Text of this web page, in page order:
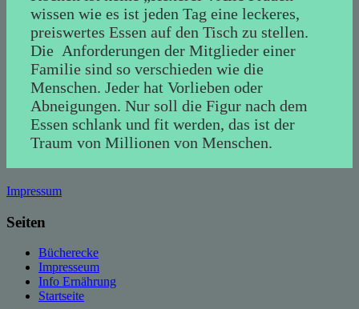
wissen wie es ist jeden Tag eine leckeres,
preiswertes Essen auf den Tisch zu stellen.
Die Anforderungen der Mitglieder einer
Familie sind so verschieden wie die
Menschen. Jeder hat Vorlieben oder
Abneigungen. Nur soll die Figur nach dem
Essen schlank und fit werden, das ist der
Traum von Millionen von Menschen.
Impressum
Seiten
Bücherecke
Impresseum
Info Ernährung
Startseite